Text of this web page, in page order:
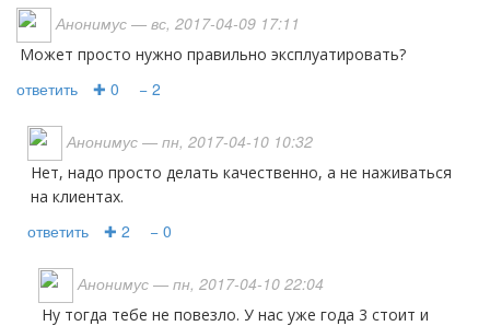
Анонимус — вс, 2017-04-09 17:11
может просто нужно правильно эксплуатировать?
ответить ✚ 0 − 2
Анонимус — пн, 2017-04-10 10:32
нет, надо просто делать качественно, а не наживаться
на клиентах.
ответить ✚ 2 − 0
Анонимус — пн, 2017-04-10 22:04
Ну тогда тебе не повезло. У нас уже года 3 стоит и